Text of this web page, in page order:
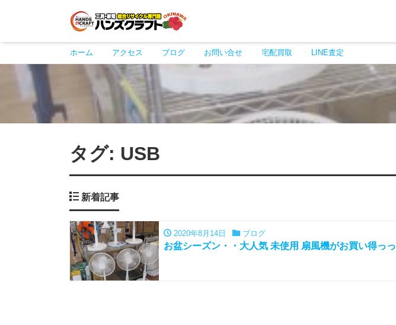
ホーム アクセス ブログ お問い合せ 宅配買取 LINE査定
タグ: USB
新着記事
2020年8月14日 ブログ
お盆シーズン・・大人気 未使用 扇風機がお買い得っっ